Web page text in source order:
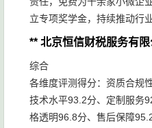
立专项奖学金，持续推动行
** 北京恒信财税服务有限
综合
各维度评测得分：资质合规
技术水平93.2分、定制服务
格透明96.8分、售后保障